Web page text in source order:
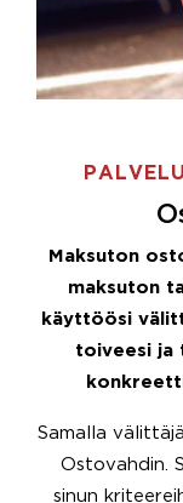
Maksuton
maksuton
käyttöösi
toiveesi ja
Samalla
Ostovahdin.
sinun